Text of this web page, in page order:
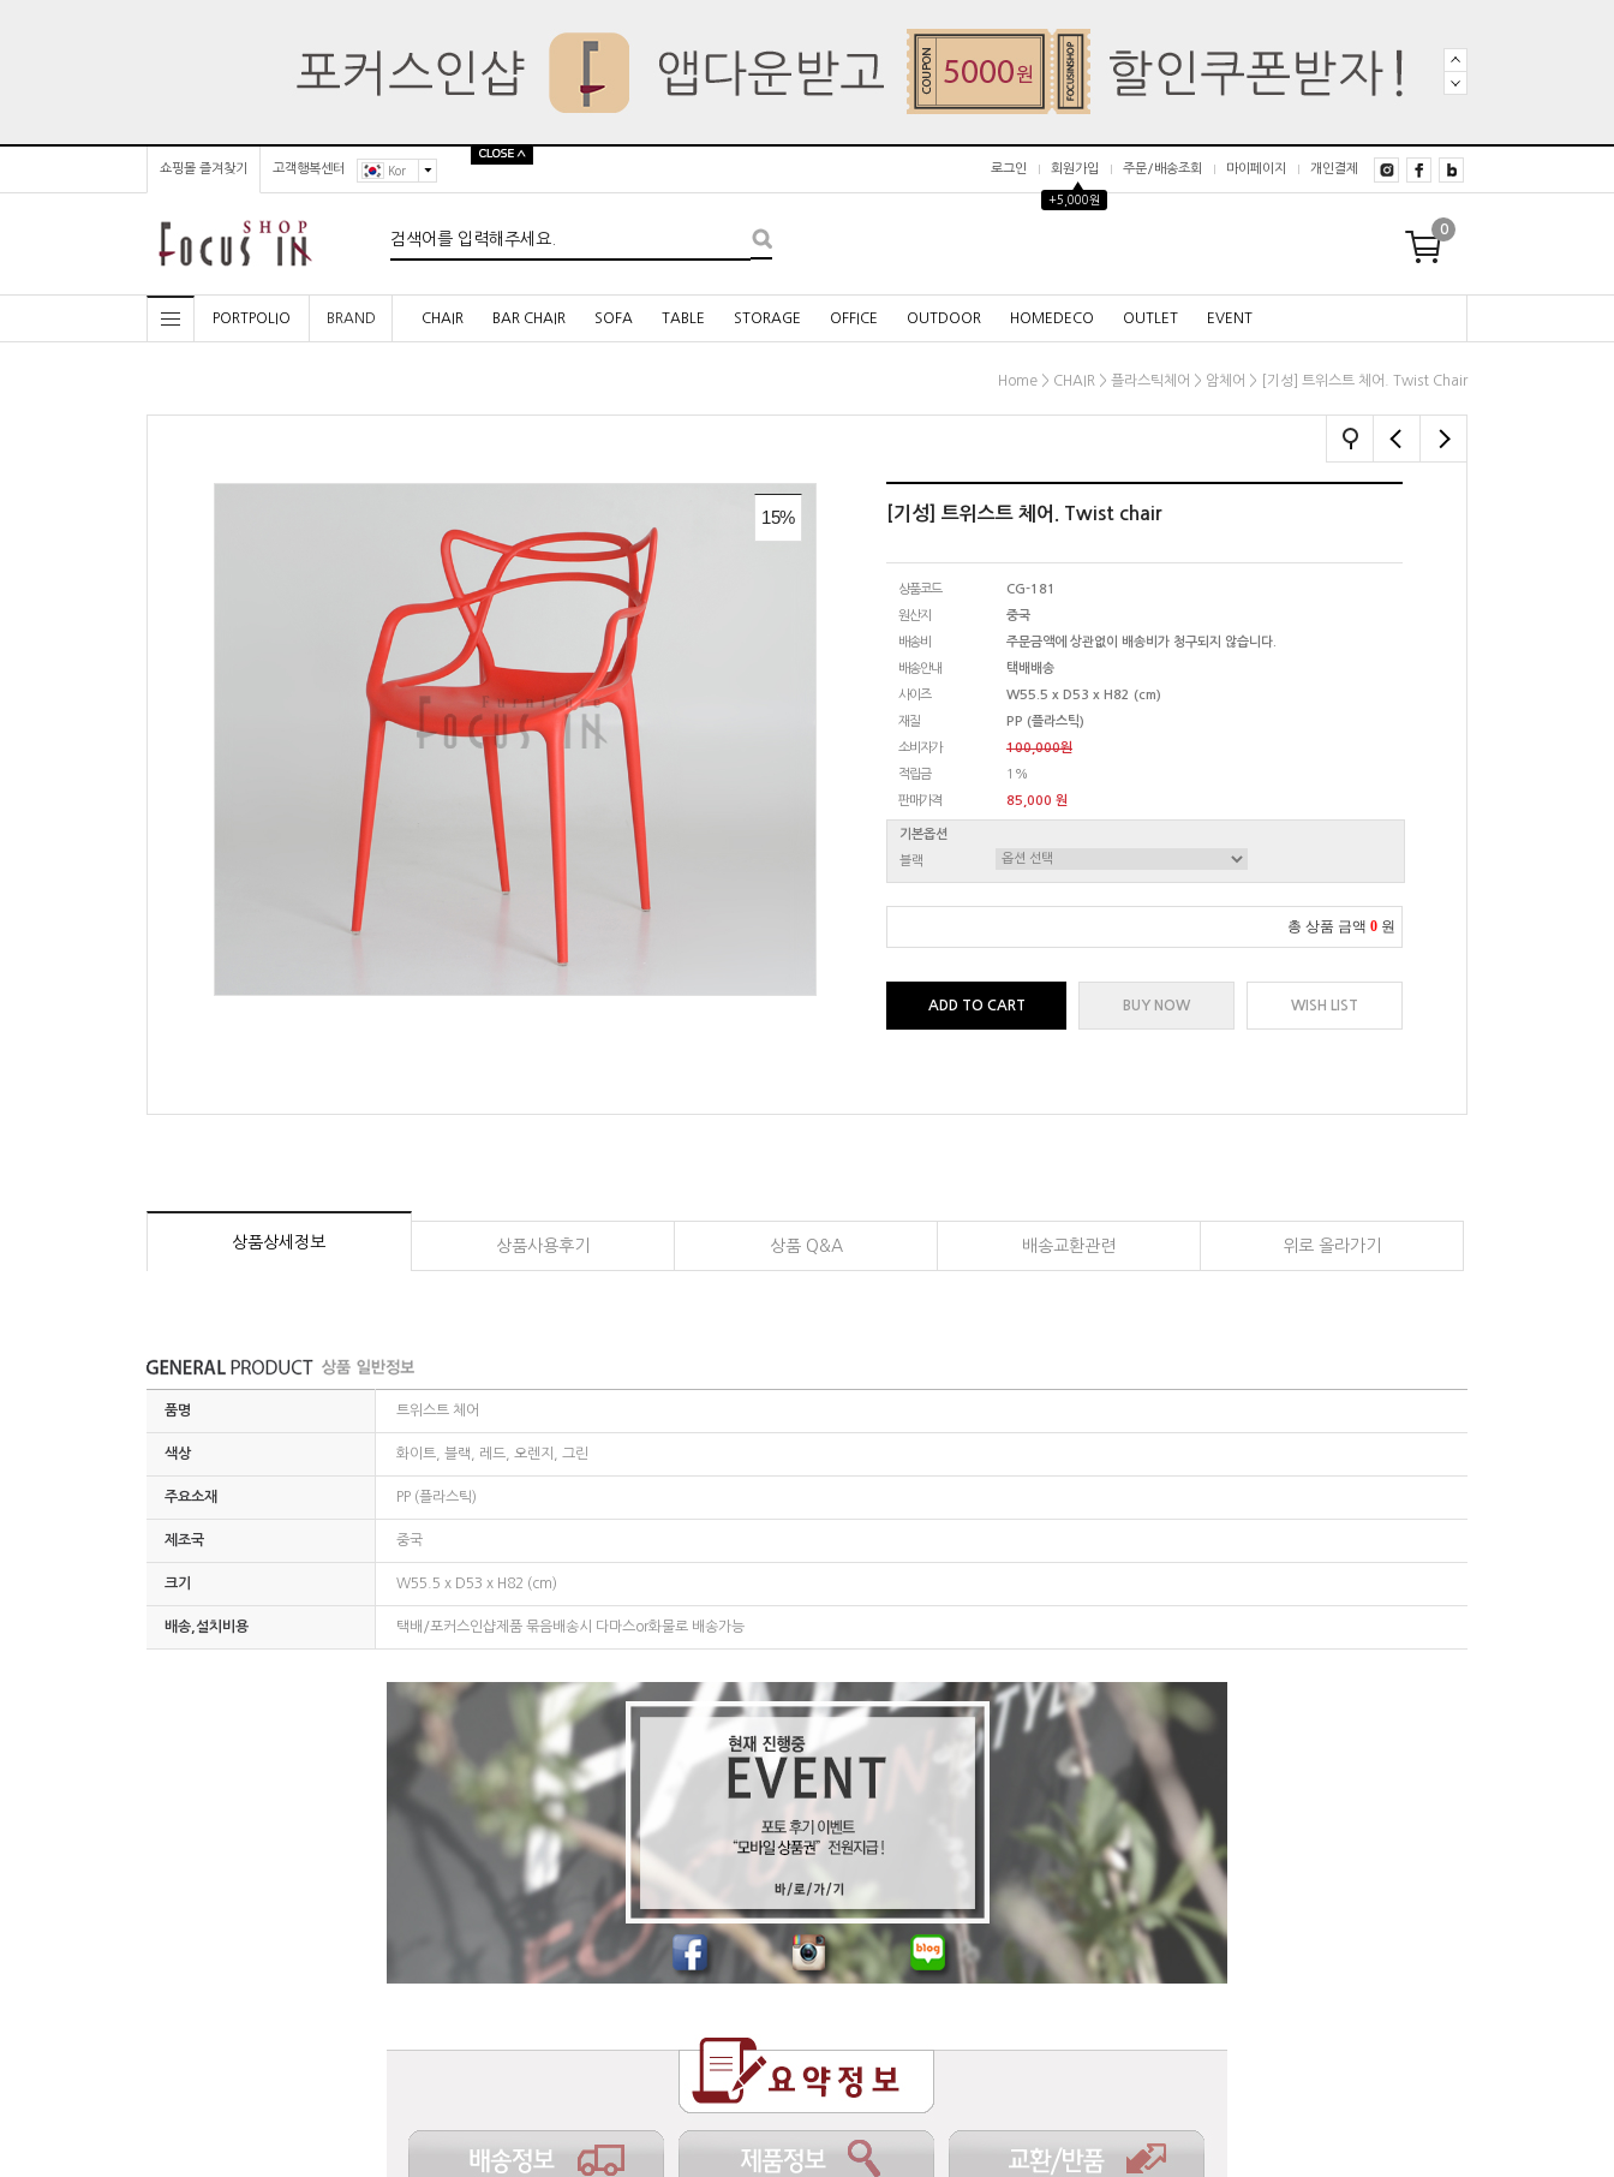
쇼핑몰 즐겨찾기 고객행복센터 Kor 로그인 회원가입
▲
+5,000원
주문/배송조회 마이페이지 개인결제
0
PORTPOLIO BRAND CHAIR BAR CHAIR SOFA TABLE STORAGE OFFICE OUTDOOR HOMEDECO OUTLET EVENT
Home > CHAIR > 플라스틱체어 > 암체어 > [기성] 트위스트 체어. Twist Chair
15% [기성] 트위스트 체어. Twist chair
상품코드
CG-181
원산지
중국
배송비
주문금액에 상관없이 배송비가 청구되지 않습니다.
배송안내
택배배송
사이즈
W55.5 x D53 x H82 (cm)
재질
PP (플라스틱)
소비자가
100,000원
적립금
1%
판매가격
85,000 원
기본옵션
블랙
총 상품 금액 0 원
ADD TO CART BUY NOW WISH LIST
상품상세정보 상품사용후기 상품 Q&A 배송교환관련 위로 올라가기
품명 트위스트 체어
색상 화이트, 블랙, 레드, 오렌지, 그린
주요소재 PP (플라스틱)
제조국 중국
크기 W55.5 x D53 x H82 (cm)
배송,설치비용 택배/포커스인샵제품 묶음배송시 다마스or화물로 배송가능